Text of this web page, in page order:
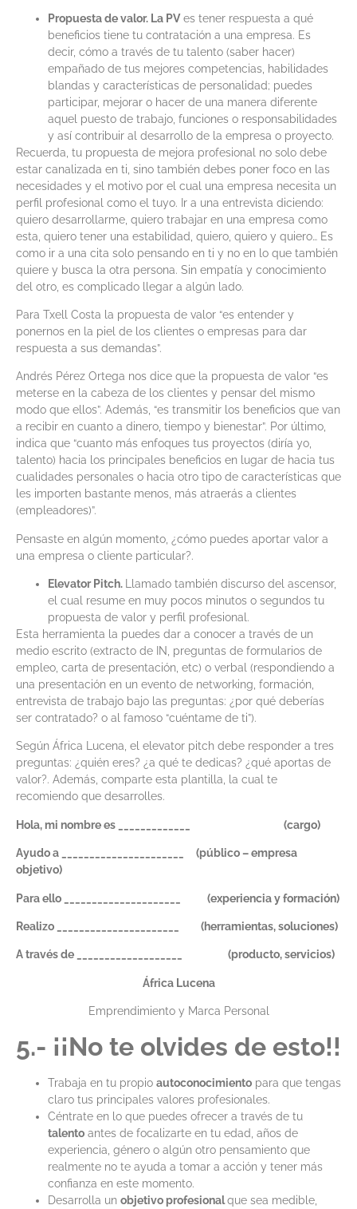
Propuesta de valor. La PVes tener respuesta a qué
beneficios tiene tu contratación a una empresa. Es
decir, cómo a través de tu talento (saber hacer)
empañado de tus mejores competencias, habilidades
blandas y características de personalidad; puedes
participar, mejorar o hacer de una manera diferente
aquel puesto de trabajo, funciones o responsabilidades
y así contribuir al desarrollo de la empresa o proyecto.
Recuerda, tu propuesta de mejora profesional no solo debe
estar canalizada en ti, sino también debes poner foco en las
necesidades y el motivo por el cual una empresa necesita un
perfil profesional como el tuyo. Ir a una entrevista diciendo:
quiero desarrollarme, quiero trabajar en una empresa como
esta, quiero tener una estabilidad, quiero, quiero y quiero… Es
como ir a una cita solo pensando en ti y no en lo que también
quiere y busca la otra persona. Sin empatía y conocimiento
del otro, es complicado llegar a algún lado.
Para Txell Costa la propuesta de valor “es entender y
ponernos en la piel de los clientes o empresas para dar
respuesta a sus demandas”.
Andrés Pérez Ortega nos dice que la propuesta de valor “es
meterse en la cabeza de los clientes y pensar del mismo
modo que ellos”. Además, “es transmitir los beneficios que van
a recibir en cuanto a dinero, tiempo y bienestar”. Por último,
indica que “cuanto más enfoques tus proyectos (diría yo,
talento) hacia los principales beneficios en lugar de hacia tus
cualidades personales o hacia otro tipo de características que
les importen bastante menos, más atraerás a clientes
(empleadores)”.
Pensaste en algún momento, ¿cómo puedes aportar valor a
una empresa o cliente particular?.
Elevator Pitch.
Llamado también discurso del ascensor,
el cual resume en muy pocos minutos o segundos tu
propuesta de valor y perfil profesional.
Esta herramienta la puedes dar a conocer a través de un
medio escrito (extracto de IN, preguntas de formularios de
empleo, carta de presentación, etc) o verbal (respondiendo a
una presentación en un evento de networking, formación,
entrevista de trabajo bajo las preguntas: ¿por qué deberías
ser contratado? o al famoso “cuéntame de ti”).
Según África Lucena, el elevator pitch debe responder a tres
preguntas: ¿quién eres? ¿a qué te dedicas? ¿qué aportas de
valor?. Además, comparte esta plantilla, la cual te
recomiendo que desarrolles.
Hola, mi nombre es _____________ (cargo)
Ayudo a ______________________ (público– empresa
objetivo)
Para ello _____________________ (experiencia y formación)
Realizo ______________________ (herramientas, soluciones)
A través de ___________________ (producto, servicios)
África Lucena
Emprendimiento y Marca Personal
5.- ¡¡No te olvides de esto!!
Trabaja en tu propio autoconocimiento para que tengas
claro tus principales valores profesionales.
Céntrate en lo que puedes ofrecer a través de tu
talento antes de focalizarte en tu edad, años de
experiencia, género o algún otro pensamiento que
realmente no te ayuda a tomar a acción y tener más
confianza en este momento.
Desarrolla un objetivo profesionalque sea medible,